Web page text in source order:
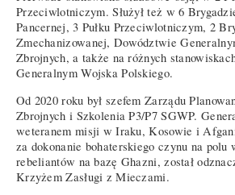
Przeciwlotniczym. Służył też w 6
Pancernej, 3 Pułku Przeciwlotniczym, 2
Zmechanizowanej, Dowództwie
Zbrojnych, a także na różnych
Generalnym Wojska Polskiego.
Od 2020 roku był szefem Zarządu
Zbrojnych i Szkolenia P3/P7 SGWP.
weteranem misji w Iraku, Kosowie i
za dokonanie bohaterskiego czynu na polu
rebeliantów na bazę Ghazni, został
Krzyżem Zasługi z Mieczami.